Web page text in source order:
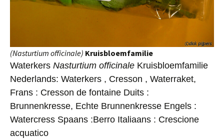
(Nasturtium officinale) Kruisbloemfamilie
Waterkers Nasturtium officinale Kruisbloemfamilie
Nederlands: Waterkers , Cresson , Waterraket,
Frans : Cresson de fontaine Duits :
Brunnenkresse, Echte Brunnenkresse Engels :
Watercress Spaans :Berro Italiaans : Crescione
acquatico